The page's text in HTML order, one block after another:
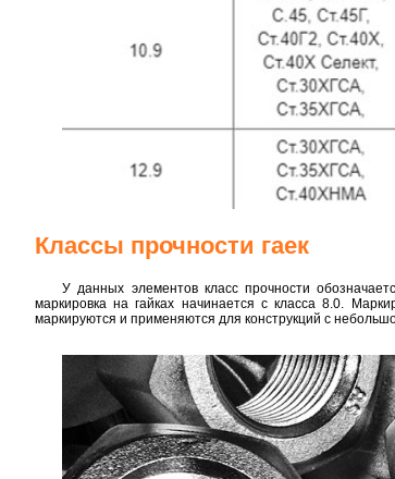
Классы прочности гаек
У данных элементов класс прочности
маркировка на гайках начинается с класса 8.0.
маркируются и применяются для конструкций с